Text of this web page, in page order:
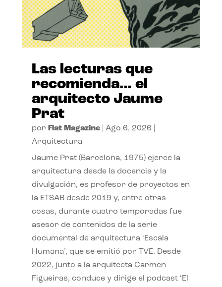
Las lecturas que
recomienda… el
arquitecto Jaume
Prat
por Flat Magazine| Ago 6, 2026
Arquitectura
Jaume Prat (Barcelona, 1975) ejerce la
arquitectura desde la docencia y la
divulgación, es profesor de proyectos en
la ETSAB desde 2019 y, entre otras
cosas, durante cuatro temporadas fue
asesor de contenidos de la serie
documental de arquitectura ‘Escala
Humana’, que se emitió por TVE. Desde
2022, junto a la arquitecta Carmen
Figueiras, conduce y dirige el podcast ‘El